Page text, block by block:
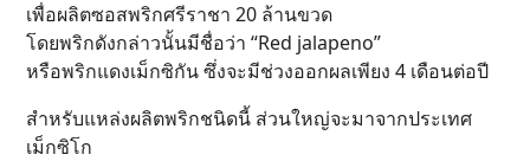
เพื่อผลิตซอสพริกศรีราชา 20 ล้านขวด
โดยพริกดังกล่าวนั้นมีชื่อว่า “Red jalapeno”
หรือพริกแดงเม็กซิกัน ซึ่งจะมีช่วงออกผลเพียง 4 เดือนต่อปี
สำหรับแหล่งผลิตพริกชนิดนี้ ส่วนใหญ่จะมาจากประเทศ
เม็กซิโก